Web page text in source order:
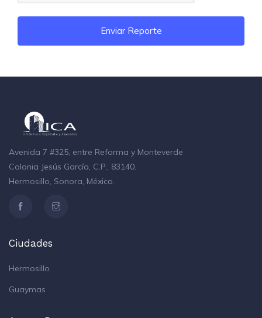
Enviar Reporte
Avenida 7 #325, entre Reforma y Monteverde
Colonia Jesús García, C.P., 83140.
Hermosillo, Sonora, México.
Ciudades
Hermosillo
Guaymas